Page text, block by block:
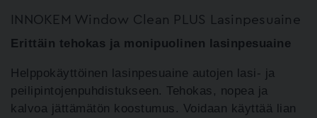
INNOKEM Window Clean PLUS Lasinpesuaine
Erittäin tehokas ja monipuolinen lasinpesuaine
Helppokäyttöinen lasinpesuaine autojen lasi- ja
peilipintojenpuhdistukseen. Tehokas, nopea ja
kalvoa jättämätön koostumus. Voidaan käyttää lian